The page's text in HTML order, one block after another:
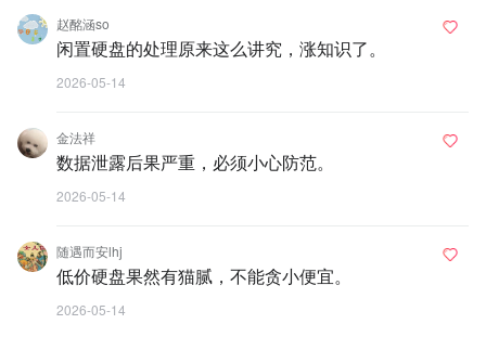
赵酩涵so
闲置硬盘的处理原来这么讲究，涨知识了。
2026-05-14
金法祥
数据泄露后果严重，必须小心防范。
2026-05-14
随遇而安lhj
低价硬盘果然有猫腻，不能贪小便宜。
2026-05-14